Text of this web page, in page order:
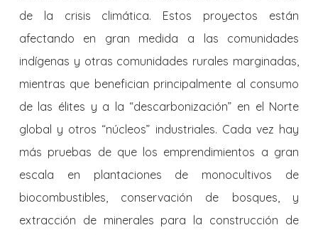
de la crisis climática. Estos proyectos están
afectando en gran medida a las comunidades
indígenas y otras comunidades rurales marginadas,
mientras que benefician principalmente al consumo
de las élites y a la “descarbonización” en el Norte
global y otros “núcleos” industriales. Cada vez hay
más pruebas de que los emprendimientos a gran
escala en plantaciones de monocultivos de
biocombustibles, conservación de bosques, y
extracción de minerales para la construcción de